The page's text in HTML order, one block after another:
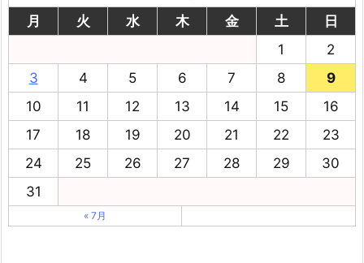
月
火 水 木 金 土
日
1
2
3
4 5 6 7 8
9
10
11 12 13 14 15
16
17
18 19 20 21 22
23
24
25 26 27 28 29
30
31
« 7月